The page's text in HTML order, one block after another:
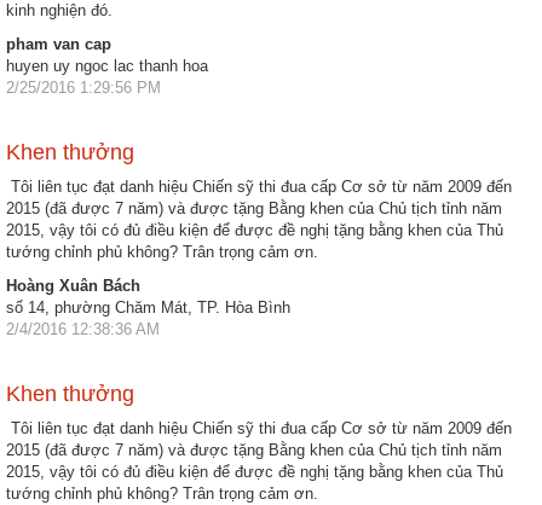
kinh nghiện đó.
pham van cap
huyen uy ngoc lac thanh hoa
2/25/2016 1:29:56 PM
Khen thưởng
Tôi liên tục đạt danh hiệu Chiến sỹ thi đua cấp Cơ sở từ năm 2009 đến
2015 (đã được 7 năm) và được tặng Bằng khen của Chủ tịch tỉnh năm
2015, vậy tôi có đủ điều kiện để được đề nghị tặng bằng khen của Thủ
tướng chỉnh phủ không? Trân trọng cảm ơn.
Hoàng Xuân Bách
số 14, phường Chăm Mát, TP. Hòa Bình
2/4/2016 12:38:36 AM
Khen thưởng
Tôi liên tục đạt danh hiệu Chiến sỹ thi đua cấp Cơ sở từ năm 2009 đến
2015 (đã được 7 năm) và được tặng Bằng khen của Chủ tịch tỉnh năm
2015, vậy tôi có đủ điều kiện để được đề nghị tặng bằng khen của Thủ
tướng chỉnh phủ không? Trân trọng cảm ơn.